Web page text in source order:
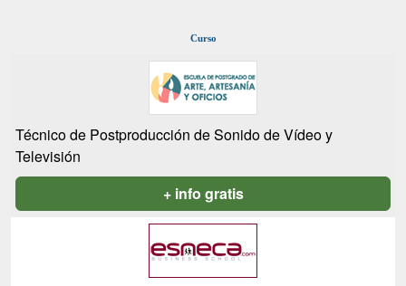
Curso
Técnico de Postproducción de Sonido de Vídeo y
Televisión
+ info gratis